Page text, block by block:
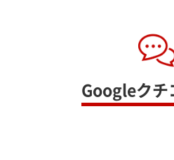
Googleクチ